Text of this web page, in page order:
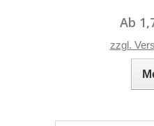
Ab
zzgl.